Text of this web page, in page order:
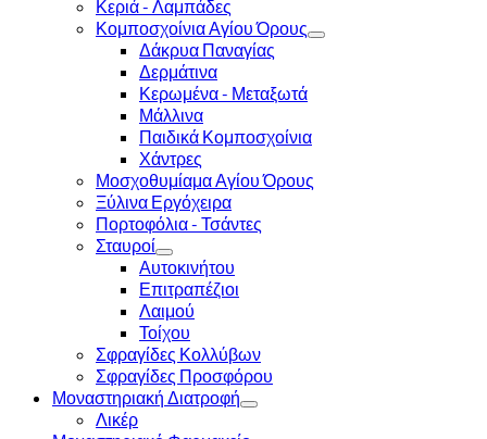
Κεριά - Λαμπάδες
Κομποσχοίνια Αγίου Όρους
Δάκρυα Παναγίας
Δερμάτινα
Κερωμένα - Μεταξωτά
Μάλλινα
Παιδικά Κομποσχοίνια
Χάντρες
Μοσχοθυμίαμα Αγίου Όρους
Ξύλινα Εργόχειρα
Πορτοφόλια - Τσάντες
Σταυροί
Αυτοκινήτου
Επιτραπέζιοι
Λαιμού
Τοίχου
Σφραγίδες Κολλύβων
Σφραγίδες Προσφόρου
Μοναστηριακή Διατροφή
Λικέρ